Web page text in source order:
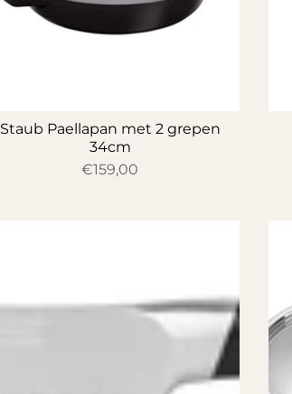
Staub Paellapan met 2 grepen
34cm
€159,00